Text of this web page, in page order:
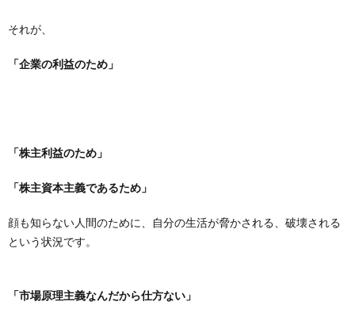
それが、
「企業の利益のため」
「株主利益のため」
「株主資本主義であるため」
顔も知らない人間のために、自分の生活が脅かされる、破壊される
という状況です。
「市場原理主義なんだから仕方ない」